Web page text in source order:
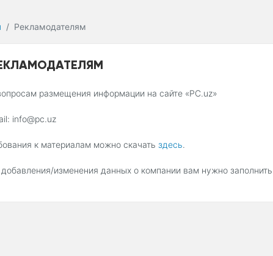
Рекламодателям
размещения информации на сайте «PC.uz»
info@pc.uz
к материалам можно скачатьздесь.
изменения данных о компании вам нужно